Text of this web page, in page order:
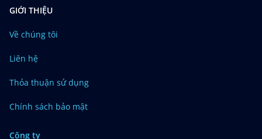
GIỚI THIỆU
Về chúng tôi
Liên hệ
Thỏa thuận sử dụng
Chính sách bảo mật
Công ty